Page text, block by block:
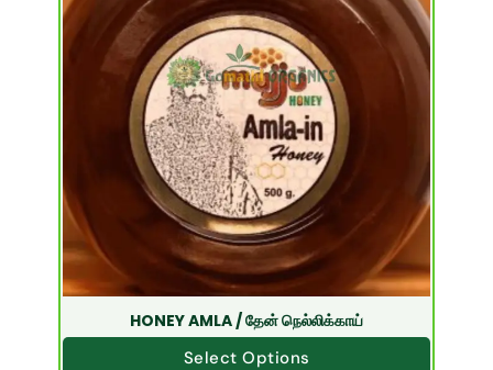
HONEY AMLA / தேன் நெல்லிக்காய்
Select Options